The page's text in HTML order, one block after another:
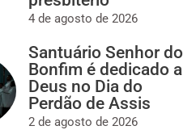
4 de agosto de 2026
Santuário Senhor do
Bonfim é dedicado a
Deus no Dia do
Perdão de Assis
2 de agosto de 2026